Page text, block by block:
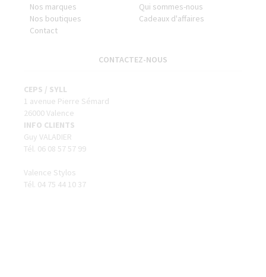
Nos marques
Qui sommes-nous
Nos boutiques
Cadeaux d'affaires
Contact
CONTACTEZ-NOUS
CEPS / SYLL
1 avenue Pierre Sémard
26000 Valence
INFO CLIENTS
Guy VALADIER
Tél. 06 08 57 57 99
Valence Stylos
Tél. 04 75 44 10 37